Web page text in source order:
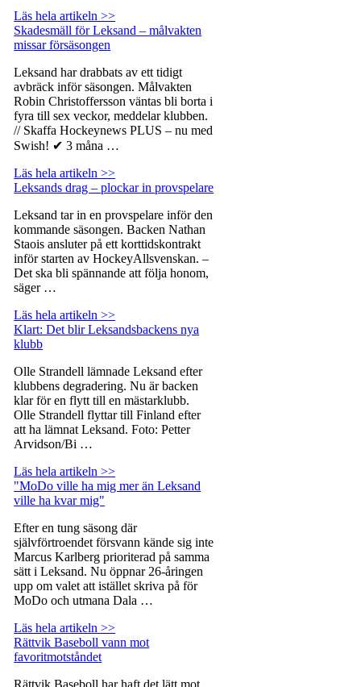
Läs hela artikeln >>
Skadesmäll för Leksand – målvakten
missar försäsongen
Leksand har drabbats av ett tidigt
avbräck inför säsongen. Målvakten
Robin Christoffersson väntas bli borta i
fyra till sex veckor, meddelar klubben.
// Skaffa Hockeynews PLUS – nu med
Swish! ✔ 3 måna …
Läs hela artikeln >>
Leksands drag – plockar in provspelare
Leksand tar in en provspelare inför den
kommande säsongen. Backen Nathan
Staois ansluter på ett korttidskontrakt
inför starten av HockeyAllsvenskan. –
Det ska bli spännande att följa honom,
säger …
Läs hela artikeln >>
Klart: Det blir Leksandsbackens nya
klubb
Olle Strandell lämnade Leksand efter
klubbens degradering. Nu är backen
klar för en flytt till en mästarklubb.
Olle Strandell flyttar till Finland efter
att ha lämnat Leksand. Foto: Petter
Arvidson/Bi …
Läs hela artikeln >>
"MoDo ville ha mig mer än Leksand
ville ha kvar mig"
Efter en tung säsong där
självförtroendet försvann kände sig inte
Marcus Karlberg prioriterad på samma
sätt i Leksand. Nu öppnar 26-åringen
upp om valet att istället skriva på för
MoDo och utmana Dala …
Läs hela artikeln >>
Rättvik Baseboll vann mot
favoritmotståndet
Rättvik Baseboll har haft det lätt mot